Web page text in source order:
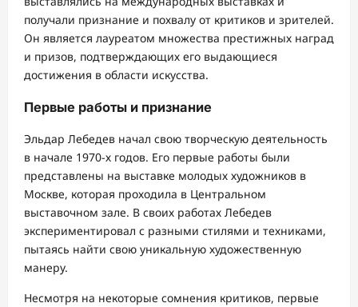
получали признание и похвалу от критиков и зрителей.
Он является лауреатом множества престижных наград
и призов, подтверждающих его выдающиеся
достижения в области искусства.
Первые работы и признание
Эльдар Лебедев начал свою творческую деятельность
в начале 1970-х годов. Его первые работы были
представлены на выставке молодых художников в
Москве, которая проходила в Центральном
выставочном зале. В своих работах Лебедев
экспериментировал с разными стилями и техниками,
пытаясь найти свою уникальную художественную
манеру.
Несмотря на некоторые сомнения критиков, первые